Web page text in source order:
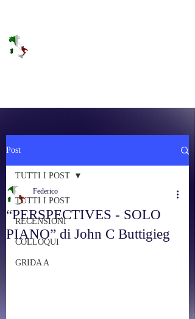
Post
TUTTI I POST
RECENSIONI
COLLOQUI
GRIDA A
TUTTI I POST
“PERSPECTIVES - SOLO
PIANO” di John C Buttigieg
Federico